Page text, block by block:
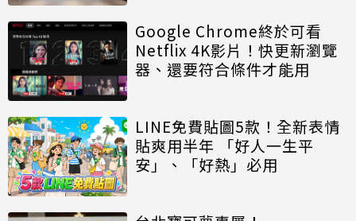
Google Chrome終於可看
Netflix 4K影片！快更新瀏覽
器、還要符合條件才能用
LINE免費貼圖5款！全新表情
貼爽用半年 「好人一生平
安」、「好熱」必用